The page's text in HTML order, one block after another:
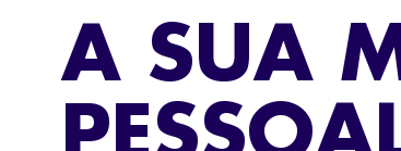
Pacientes de alta intenção com Google
SEO LOCAL DENTAL
Posição #1 no Google Maps da sua cidade.
REATIVAÇÃO DE PACIENTES
CLÍNICAS
Clínicas
multidisciplinares e
A SUA